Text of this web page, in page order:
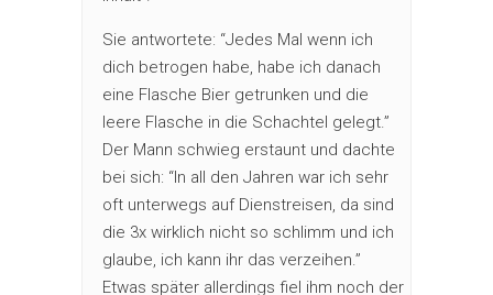
Sie antwortete: “Jedes Mal wenn ich
dich betrogen habe, habe ich danach
eine Flasche Bier getrunken und die
leere Flasche in die Schachtel gelegt.”
Der Mann schwieg erstaunt und dachte
bei sich: “In all den Jahren war ich sehr
oft unterwegs auf Dienstreisen, da sind
die 3x wirklich nicht so schlimm und ich
glaube, ich kann ihr das verzeihen.”
Etwas später allerdings fiel ihm noch der